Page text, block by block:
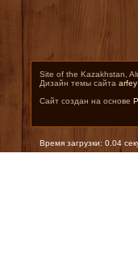
Site of the Kazakhstan,
Дизайн темы сайта arfey
Сайт создан на основе
Время загрузки: 0.04